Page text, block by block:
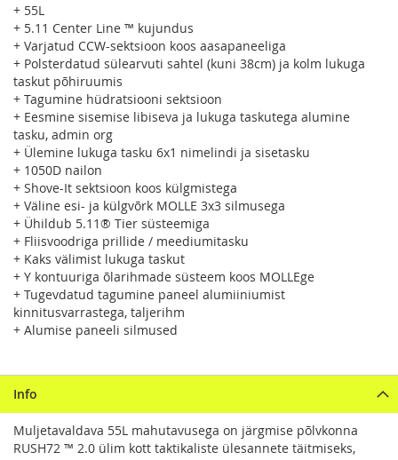
+ 55L
+ 5.11 Center Line ™ kujundus
+ Varjatud CCW-sektsioon koos aasapaneeliga
+ Polsterdatud sülearvuti sahtel (kuni 38cm) ja kolm lukuga
taskut põhiruumis
+ Tagumine hüdratsiooni sektsioon
+ Eesmine sisemise libiseva ja lukuga taskutega alumine
tasku, admin org
+ Ülemine lukuga tasku 6x1 nimelindi ja sisetasku
+ 1050D nailon
+ Shove-It sektsioon koos külgmistega
+ Väline esi- ja külgvõrk MOLLE 3x3 silmusega
+ Ühildub 5.11® Tier süsteemiga
+ Fliisvoodriga prillide / meediumitasku
+ Kaks välimist lukuga taskut
+ Y kontuuriga õlarihmade süsteem koos MOLLEge
+ Tugevdatud tagumine paneel alumiiniumist
kinnitusvarrastega, taljerihm
+ Alumise paneeli silmused
Info
Muljetavaldava 55L mahutavusega on järgmise põlvkonna
RUSH72 ™ 2.0 ülim kott taktikaliste ülesannete täitmiseks,